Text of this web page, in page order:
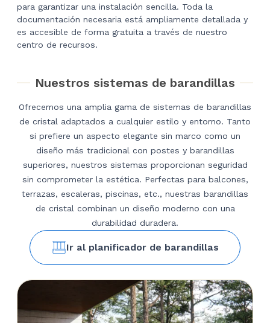
para garantizar una instalación sencilla. Toda la
documentación necesaria está ampliamente detallada y
es accesible de forma gratuita a través de nuestro
centro de recursos.
Nuestros sistemas de barandillas
Ofrecemos una amplia gama de sistemas de barandillas
de cristal adaptados a cualquier estilo y entorno. Tanto
si prefiere un aspecto elegante sin marco como un
diseño más tradicional con postes y barandillas
superiores, nuestros sistemas proporcionan seguridad
sin comprometer la estética. Perfectas para balcones,
terrazas, escaleras, piscinas, etc., nuestras barandillas
de cristal combinan un diseño moderno con una
durabilidad duradera.
Ir al planificador de barandillas